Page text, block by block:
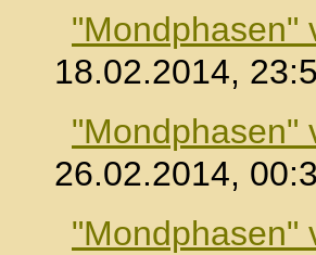
"Mondphasen"
18.02.2014,
"Mondphasen"
26.02.2014,
"Mondphasen"